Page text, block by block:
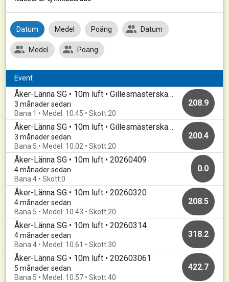
Datum Medel Poäng Datum
Medel Poäng
Event
Åker-Länna SG • 10m luft • Gillesmästerskap sitt
3 månader sedan
Bana 1 • Medel: 10.45 • Skott:20
208.9
Åker-Länna SG • 10m luft • Gillesmästerskap stå
3 månader sedan
Bana 5 • Medel: 10.02 • Skott:20
200.4
Åker-Länna SG • 10m luft • 20260409
4 månader sedan
Bana 4 • Skott:0
0.0
Åker-Länna SG • 10m luft • 20260320
4 månader sedan
Bana 5 • Medel: 10.43 • Skott:20
208.5
Åker-Länna SG • 10m luft • 20260314
4 månader sedan
Bana 4 • Medel: 10.61 • Skott:30
318.2
Åker-Länna SG • 10m luft • 202603061
5 månader sedan
Bana 5 • Medel: 10.57 • Skott:40
422.7